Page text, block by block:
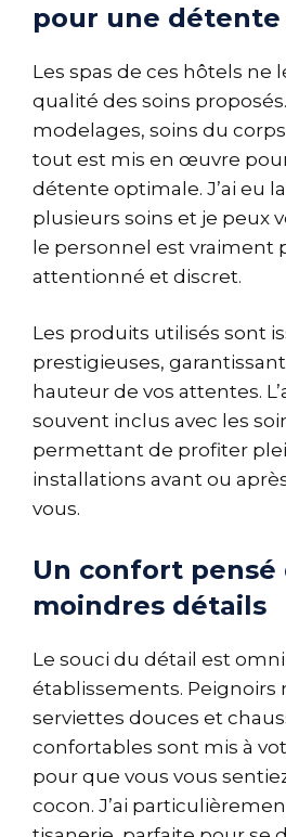
pour une détente
Les spas de ces hôtels ne
qualité des soins
modelages, soins du
tout est mis en œuvre
détente optimale. J’ai eu
plusieurs soins et je peux
le personnel est vraiment
attentionné et discret.
Les produits utilisés sont
prestigieuses,
hauteur de vos attentes.
souvent inclus avec les
permettant de profiter
installations avant ou
vous.
Un confort pensé
moindres détails
Le souci du détail est
établissements. Peignoirs
serviettes douces et
confortables sont mis à
pour que vous vous
cocon. J’ai